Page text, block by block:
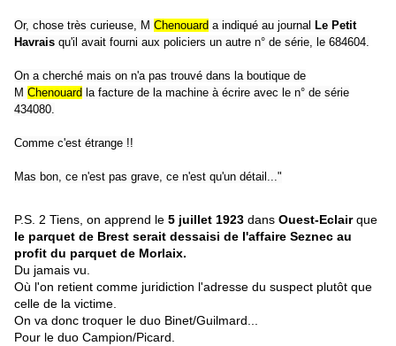
Or, chose très curieuse, M Chenouard a indiqué au journal Le Petit
Havrais qu'il avait fourni aux policiers un autre n° de série, le 684604.
On a cherché mais on n'a pas trouvé dans la boutique de
M Chenouard la facture de la machine à écrire avec le n° de série
434080.
Comme c'est étrange !!
Mas bon, ce n'est pas grave, ce n'est qu'un détail..."
P.S. 2 Tiens, on apprend le 5 juillet 1923 dans Ouest-Eclairque
le parquet de Brest serait dessaisi de l'affaire Seznec au
profit du parquet de Morlaix.
Du jamais vu.
Où l'on retient comme juridiction l'adresse du suspect plutôt que
celle de la victime.
On va donc troquer le duo Binet/Guilmard...
Pour le duo Campion/Picard.